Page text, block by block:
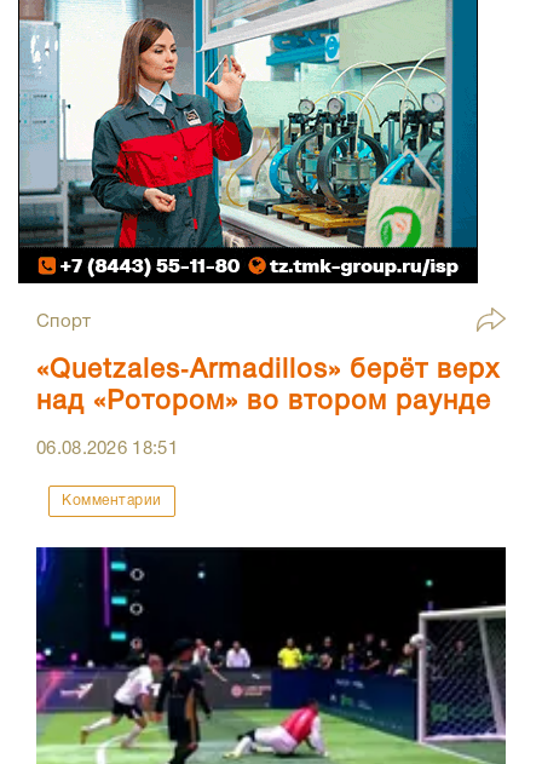
Спорт
«Quetzales‑Armadillos» берёт верх
над «Ротором» во втором раунде
06.08.2026 18:51
Комментарии